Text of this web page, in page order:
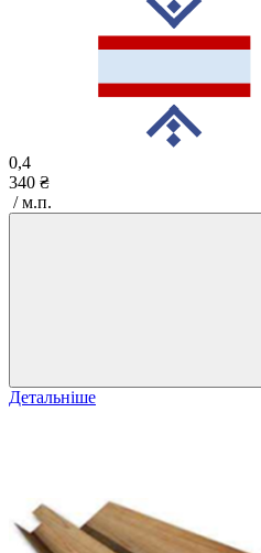
0,4
340 ₴
/ м.п.
Детальніше